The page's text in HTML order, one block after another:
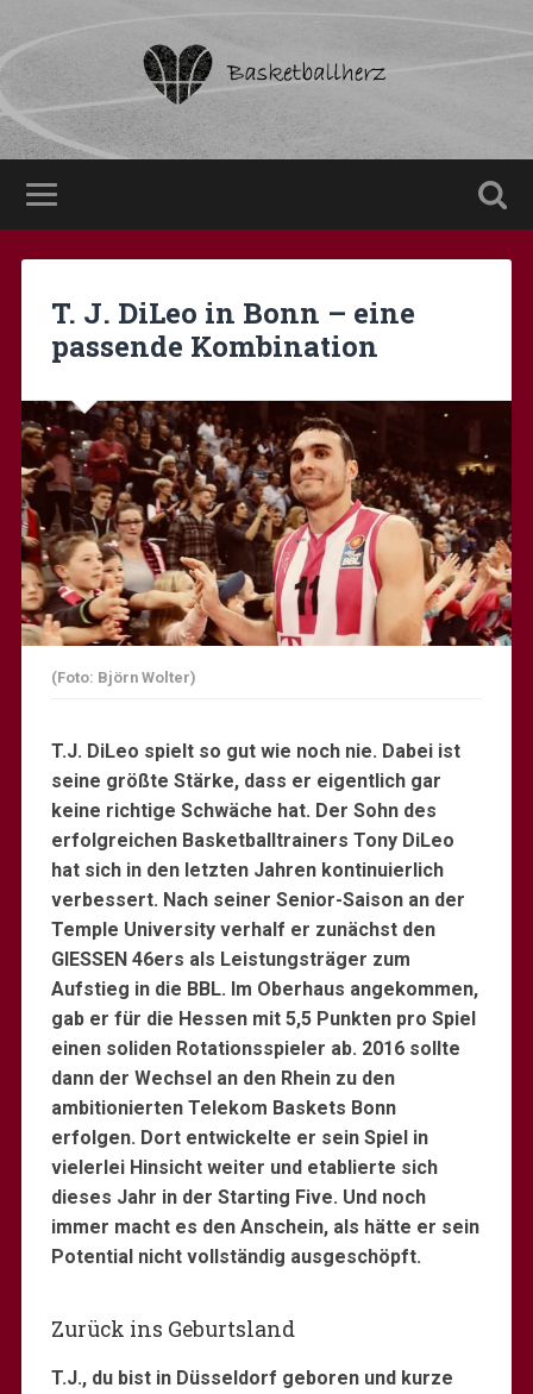
T. J. DiLeo in Bonn – eine
passende Kombination
(Foto: Björn Wolter)
T.J. DiLeo spielt so gut wie noch nie. Dabei ist
seine größte Stärke, dass er eigentlich gar
keine richtige Schwäche hat. Der Sohn des
erfolgreichen Basketballtrainers Tony DiLeo
hat sich in den letzten Jahren kontinuierlich
verbessert. Nach seiner Senior-Saison an der
Temple University verhalf er zunächst den
GIESSEN 46ers als Leistungsträger zum
Aufstieg in die BBL. Im Oberhaus angekommen,
gab er für die Hessen mit 5,5 Punkten pro Spiel
einen soliden Rotationsspieler ab. 2016 sollte
dann der Wechsel an den Rhein zu den
ambitionierten Telekom Baskets Bonn
erfolgen. Dort entwickelte er sein Spiel in
vielerlei Hinsicht weiter und etablierte sich
dieses Jahr in der Starting Five. Und noch
immer macht es den Anschein, als hätte er sein
Potential nicht vollständig ausgeschöpft.
Zurück ins Geburtsland
T.J., du bist in Düsseldorf geboren und kurze